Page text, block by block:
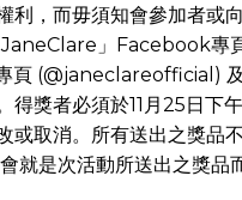
，而毋須知會參加者或
JaneClare」Facebook
(@janeclareofficial)
得獎者必須於11月25日下
或取消。所有送出之獎品
就是次活動所送出之獎